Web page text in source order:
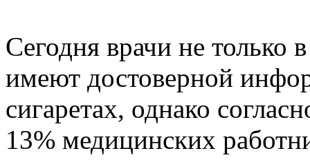
Сегодня врачи не
имеют достоверной
сигаретах, однако
13% медицинских